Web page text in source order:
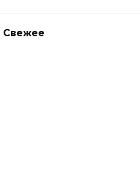
Свежее